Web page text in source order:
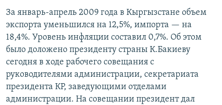
ЭКСПЕРТТЕР ТАЛДАЙТ
БИЗ ЖАНА ДҮЙНӨ
ДАНИСТЕ
ЭЖЕ-СИҢДИЛЕР
АЗАТТЫК+
ЫҢГАЙСЫЗ СУРООЛОР
ӨЗГӨЧӨ ПИКИР
Русский
ОНЛАЙН ШЕРИНЕ
За январь-апрель 2009 года в Кыргызстане объем
экспорта уменьшился на 12,5%, импорта — на
18,4%. Уровень инфляции составил 0,7%. Об этом
было доложено президенту страны К.Бакиеву
сегодня в ходе рабочего совещания с
руководителями администрации, секретариата
президента КР, заведующими отделами
администрации. На совещании президент дал